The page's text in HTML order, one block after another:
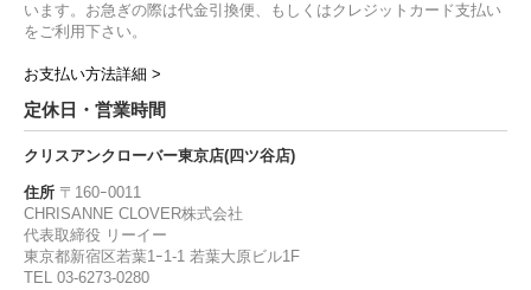
います。お急ぎの際は代金引換便、もしくはクレジットカード支払い
をご利用下さい。
お支払い方法詳細 >
定休日・営業時間
クリスアンクローバー東京店(四ツ谷店)
住所 〒160ｰ0011
CHRISANNE CLOVER株式会社
代表取締役 リーイー
東京都新宿区若葉1ｰ1-1 若葉大原ビル1F
TEL 03-6273-0280